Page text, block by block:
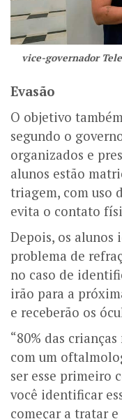
vice-governador
Evasão
O objetivo
segundo o
organizados e
alunos estão
triagem, com uso
evita o contato
Depois, os alunos
problema de
no caso de
irão para a
e receberão os
“80% das
com um
ser esse primeiro
você identificar
começar a tratar